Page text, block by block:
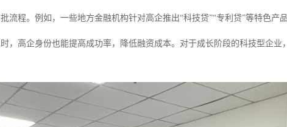
流程。例如，一些地方金融机构针对高企推出“科技贷”“专利贷”等特色产
，高企身份也能提高成功率，降低融资成本。对于成长阶段的科技型企业